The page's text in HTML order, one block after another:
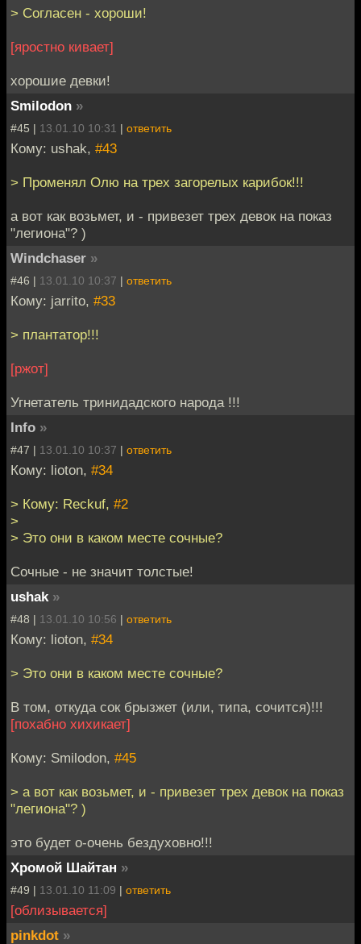
> Согласен - хороши!
[яростно кивает]
хорошие девки!
Smilodon »
#45 | 13.01.10 10:31 | ответить
Кому: ushak, #43
> Променял Олю на трех загорелых карибок!!!
а вот как возьмет, и - привезет трех девок на показ
"легиона"? )
Windchaser »
#46 | 13.01.10 10:37 | ответить
Кому: jarrito, #33
> плантатор!!!
[ржот]
Угнетатель тринидадского народа !!!
Info »
#47 | 13.01.10 10:37 | ответить
Кому: lioton, #34
> Кому: Reckuf, #2
>
> Это они в каком месте сочные?
Сочные - не значит толстые!
ushak »
#48 | 13.01.10 10:56 | ответить
Кому: lioton, #34
> Это они в каком месте сочные?
В том, откуда сок брызжет (или, типа, сочится)!!!
[похабно хихикает]
Кому: Smilodon, #45
> а вот как возьмет, и - привезет трех девок на показ
"легиона"? )
это будет о-очень бездуховно!!!
Хромой Шайтан »
#49 | 13.01.10 11:09 | ответить
[облизывается]
pinkdot »